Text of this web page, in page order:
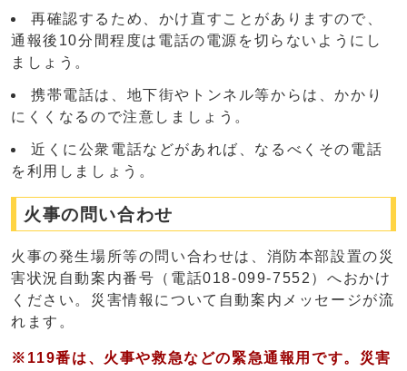
再確認するため、かけ直すことがありますので、
通報後10分間程度は電話の電源を切らないようにし
ましょう。
携帯電話は、地下街やトンネル等からは、かかり
にくくなるので注意しましょう。
近くに公衆電話などがあれば、なるべくその電話
を利用しましょう。
火事の問い合わせ
火事の発生場所等の問い合わせは、消防本部設置の災
害状況自動案内番号（電話018-099-7552）へおかけ
ください。災害情報について自動案内メッセージが流
れます。
※119番は、火事や救急などの緊急通報用です。災害